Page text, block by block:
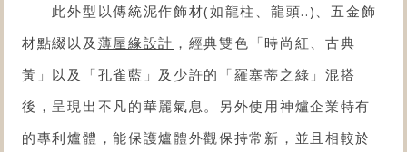
此外型以傳統泥作飾材(如龍柱、龍頭..)、五金飾
材點綴以及 薄屋緣設計 ，經典雙色「時尚紅、古典
黃」以及「孔雀藍」及少許的「羅塞蒂之綠」混搭
後，呈現出不凡的華麗氣息。另外使用神爐企業特有
的專利爐體，能保護爐體外觀保持常新，並且相較於